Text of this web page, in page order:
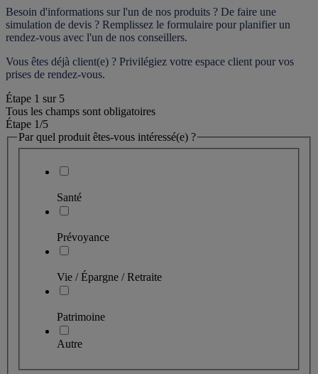
Besoin d'informations sur l'un de nos produits ? De faire une
simulation de devis ? Remplissez le formulaire pour planifier un
rendez-vous avec l'un de nos conseillers.
Vous êtes déjà client(e) ? Privilégiez votre espace client pour vos
prises de rendez-vous.
Étape 1 sur 5
Tous les champs sont obligatoires
Étape 1/5
Par quel produit êtes-vous intéressé(e) ?
Santé
Prévoyance
Vie / Épargne / Retraite
Patrimoine
Autre